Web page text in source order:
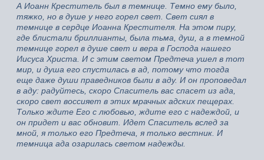
А Иоанн Креститель был в темнице. Темно ему было,
тяжко, но в душе у него горел свет. Свет сиял в
темнице в сердце Иоанна Крестителя. На этом пиру,
где блистали бриллианты, была тьма, душ, а в темной
темнице горел в душе свет и вера в Господа нашего
Иисуса Христа. И с этим светом Предтеча ушел в тот
мир, и душа его спустилась в ад, потому что тогда
еще даже души праведников были в аду. И он проповедал
в аду: радуйтесь, скоро Спаситель вас спасет из ада,
скоро свет воссияет в этих мрачных адских пещерах.
Только ждите Его с любовью, ждите его с надеждой, и
он придет и вас обновит. Идет Спаситель вслед за
мной, я только его Предтеча, я только вестник. И
темница ада озарилась светом надежды.